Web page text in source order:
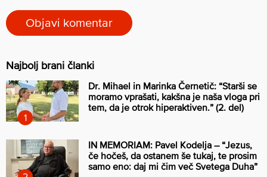
Najbolj brani članki
Dr. Mihael in Marinka Černetič: “Starši se
moramo vprašati, kakšna je naša vloga pri
tem, da je otrok hiperaktiven.” (2. del)
IN MEMORIAM: Pavel Kodelja – “Jezus,
če hočeš, da ostanem še tukaj, te prosim
samo eno: daj mi čim več Svetega Duha”